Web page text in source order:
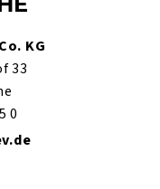
KG
33
0